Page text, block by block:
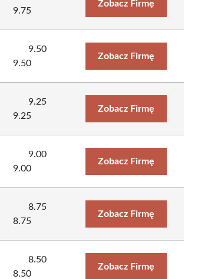
9.75
Zobacz Firmę
9.50
9.50
Zobacz Firmę
9.25
9.25
Zobacz Firmę
9.00
9.00
Zobacz Firmę
8.75
8.75
Zobacz Firmę
8.50
8.50
Zobacz Firmę